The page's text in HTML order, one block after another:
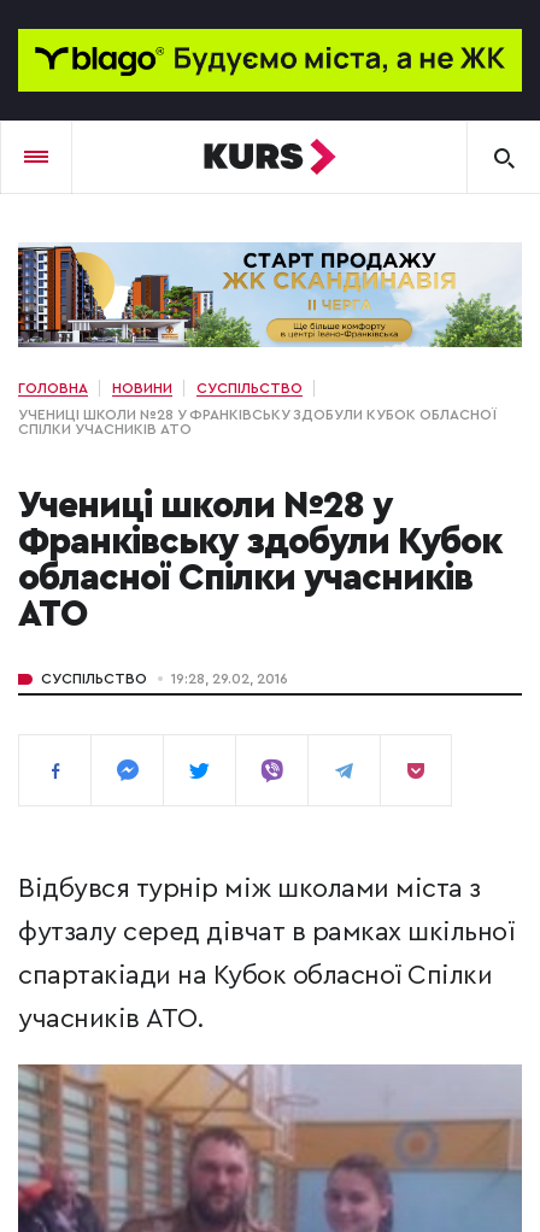
ГОЛОВНА НОВИНИ
СУСПІЛЬСТВО
УЧЕНИЦІ ШКОЛИ №28 У ФРАНКІВСЬКУ ЗДОБУЛИ КУБОК ОБЛАСНОЇ
СПІЛКИ УЧАСНИКІВ АТО
Учениці школи №28 у
Франківську здобули Кубок
обласної Спілки учасників
АТО
СУСПІЛЬСТВО 19:28, 29.02, 2016
Відбувся турнір між школами міста з
футзалу серед дівчат в рамках шкільної
спартакіади на Кубок обласної Спілки
учасників АТО.